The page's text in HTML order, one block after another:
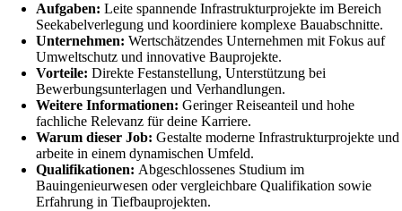
Aufgaben: Leite spannende Infrastrukturprojekte im Bereich
Seekabelverlegung und koordiniere komplexe Bauabschnitte.
Unternehmen: Wertschätzendes Unternehmen mit Fokus auf
Umweltschutz und innovative Bauprojekte.
Vorteile: Direkte Festanstellung, Unterstützung bei
Bewerbungsunterlagen und Verhandlungen.
Weitere Informationen: Geringer Reiseanteil und hohe
fachliche Relevanz für deine Karriere.
Warum dieser Job: Gestalte moderne Infrastrukturprojekte und
arbeite in einem dynamischen Umfeld.
Qualifikationen: Abgeschlossenes Studium im
Bauingenieurwesen oder vergleichbare Qualifikation sowie
Erfahrung in Tiefbauprojekten.